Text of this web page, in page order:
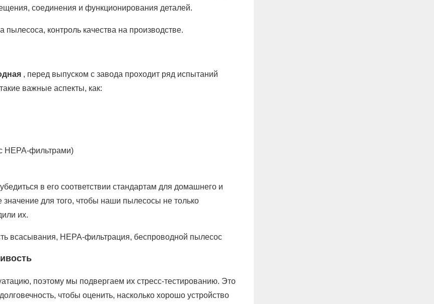
соединения и функционирования деталей.
пылесоса, контроль качества на производстве.
, перед выпуском с завода проходит ряд испытаний
важные аспекты, как:
HEPA-фильтрами)
в его соответствии стандартам для домашнего и
для того, чтобы наши пылесосы не только
их.
всасывания, HEPA-фильтрация, беспроводной пылесос
поэтому мы подвергаем их стресс-тестированию. Это
чтобы оценить, насколько хорошо устройство